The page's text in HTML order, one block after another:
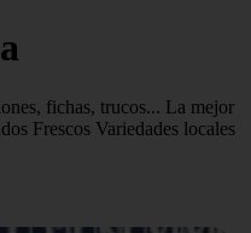
fichas, trucos... La mejor
Frescos Variedades locales